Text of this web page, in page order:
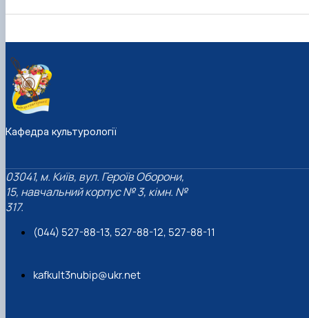
Кафедра культурології
03041, м. Київ, вул. Героїв Оборони,
15, навчальний корпус № 3, кімн. №
317.
(044) 527-88-13, 527-88-12, 527-88-11
kafkult3nubip@ukr.net